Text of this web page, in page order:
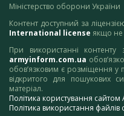
Міністерство оборони України
Контент доступний за
International license якщо не
При використанні
armyinform.com.ua
обов’язковим є розміщення у
відкритого для пошукових
матеріал.
Політика користування
Політика використання файлів